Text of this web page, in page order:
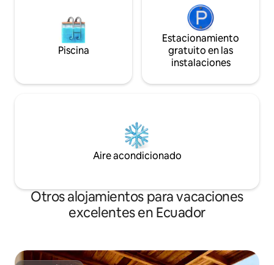
Piscina
Estacionamiento
gratuito en las
instalaciones
Aire acondicionado
Otros alojamientos para vacaciones
excelentes en Ecuador